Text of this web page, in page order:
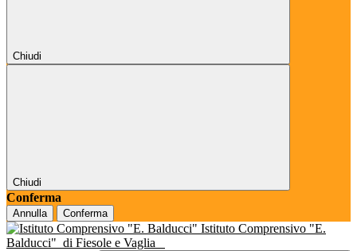
Chiudi
Chiudi
Conferma
Annulla Conferma
Istituto Comprensivo "E.
Balducci" di Fiesole e Vaglia